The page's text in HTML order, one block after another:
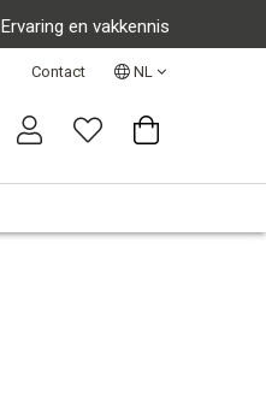
Ervaring en vakkennis
Contact NL